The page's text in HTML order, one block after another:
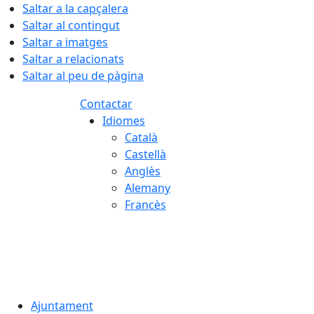
Saltar a la capçalera
Saltar al contingut
Saltar a imatges
Saltar a relacionats
Saltar al peu de pàgina
Contactar
Idiomes
Català
Castellà
Anglès
Alemany
Francès
Ajuntament